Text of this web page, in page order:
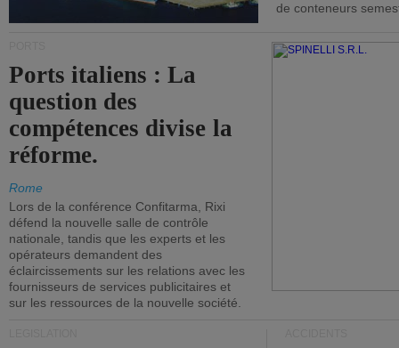
de conteneurs
Ports italiens : La
question des
compétences divise la
réforme.
Rome
Lors de la conférence Confitarma, Rixi
défend la nouvelle salle de contrôle
nationale, tandis que les experts et les
opérateurs demandent des
éclaircissements sur les relations avec les
fournisseurs de services publicitaires et
sur les ressources de la nouvelle société.